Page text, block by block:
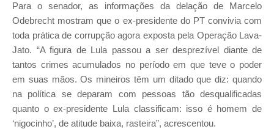
Para o senador, as informações da delação de Marcelo
Odebrecht mostram que o ex-presidente do PT convivia com
toda prática de corrupção agora exposta pela Operação Lava-
Jato. “A figura de Lula passou a ser desprezível diante de
tantos crimes acumulados no período em que teve o poder
em suas mãos. Os mineiros têm um ditado que diz: quando
na política se deparam com pessoas tão desqualificadas
quanto o ex-presidente Lula classificam: isso é homem de
‘nigocinho’, de atitude baixa, rasteira”, acrescentou.